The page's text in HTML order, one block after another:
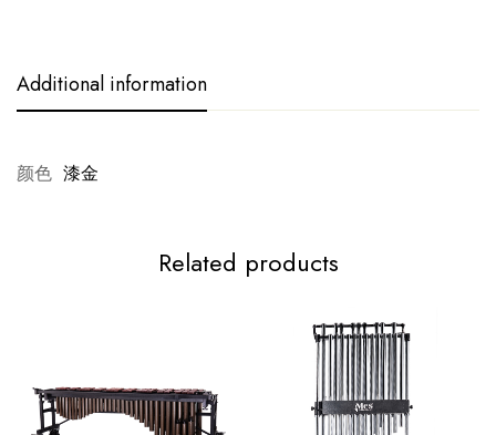
Additional information
颜色 漆金
Related products